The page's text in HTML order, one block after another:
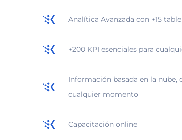
Analítica Avanzada con +15
+200 KPI esenciales para
Información basada en la
cualquier momento
Capacitación online